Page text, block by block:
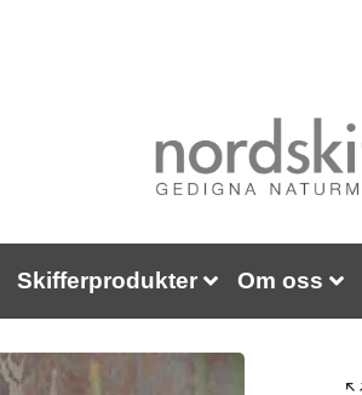
Skifferprodukter Om oss